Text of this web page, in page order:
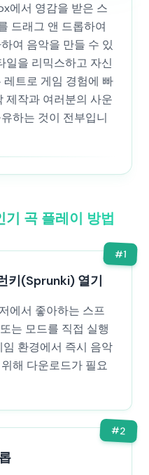
에서 영감을 받은 스
드래그 앤 드롭하여
여 음악을 만들 수 있
일을 리믹스하고 자신
트로 게임 경험에 빠
제작과 여러분의 사운
하는 것이 전부입니
곡 플레이 방법
#1
키(Sprunki) 열기
에서 좋아하는 스프
는 모드를 직접 실행
환경에서 즉시 음악
해 다운로드가 필요
#2